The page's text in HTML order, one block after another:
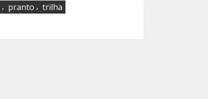
, pranto , trilha